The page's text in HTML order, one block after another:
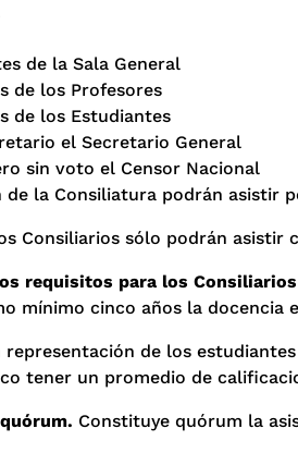
de la Sala General
de los Profesores
de los Estudiantes
el Secretario General
sin voto el Censor Nacional
la Consiliatura podrán asistir
Consiliarios sólo podrán asistir
los requisitos para los
mínimo cinco años la docencia
representación de los
tener un promedio de
Constituye quórum la